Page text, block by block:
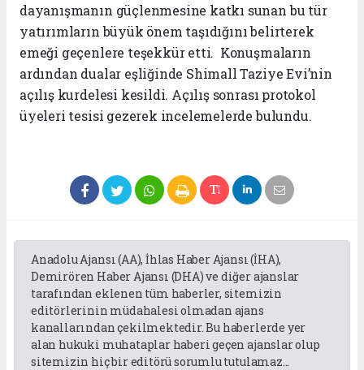
dayanışmanın güçlenmesine katkı sunan bu tür
yatırımların büyük önem taşıdığını belirterek
emeği geçenlere teşekkür etti. Konuşmaların
ardından dualar eşliğinde Shimall Taziye Evi’nin
açılış kurdelesi kesildi. Açılış sonrası protokol
üyeleri tesisi gezerek incelemelerde bulundu.
Anadolu Ajansı (AA), İhlas Haber Ajansı (İHA),
Demirören Haber Ajansı (DHA) ve diğer ajanslar
tarafından eklenen tüm haberler, sitemizin
editörlerinin müdahalesi olmadan ajans
kanallarından çekilmektedir. Bu haberlerde yer
alan hukuki muhataplar haberi geçen ajanslar olup
sitemizin hiç bir editörü sorumlu tutulamaz...